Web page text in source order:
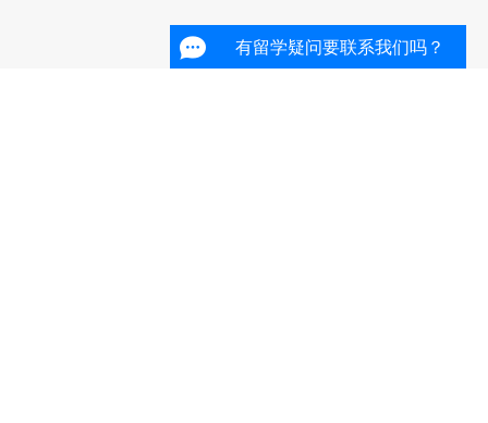
有留学疑问要联系我们吗？
有留学疑问要联系我们吗？
有留学疑问要联系我们吗？